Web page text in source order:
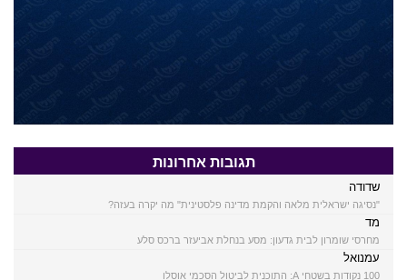
תגובות אחרונות
שדודה
"נסיגה ישראלית מלאה והקמת מדינה פלסטינית" מה יקרה בעזה?
מד
מחרסי שומרון לבית גדעון: מסע בנחלת אביעזר ברכס סלע
עמנואל
100 נקודות בשטחי A: התוכנית לביטול הסכמי אוסלו